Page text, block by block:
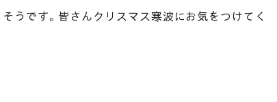
うです。皆さんクリスマス寒波にお気をつけてく